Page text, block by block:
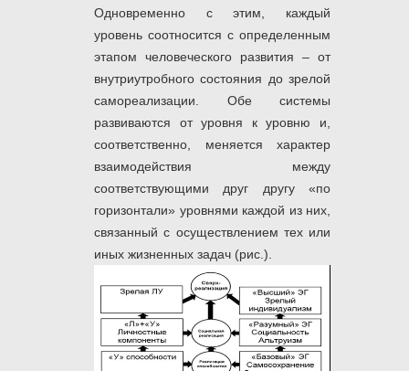
Одновременно с этим, каждый
уровень соотносится с определенным
этапом человеческого развития – от
внутриутробного состояния до зрелой
самореализации. Обе системы
развиваются от уровня к уровню и,
соответственно, меняется характер
взаимодействия между
соответствующими друг другу «по
горизонтали» уровнями каждой из них,
связанный с осуществлением тех или
иных жизненных задач (рис.).